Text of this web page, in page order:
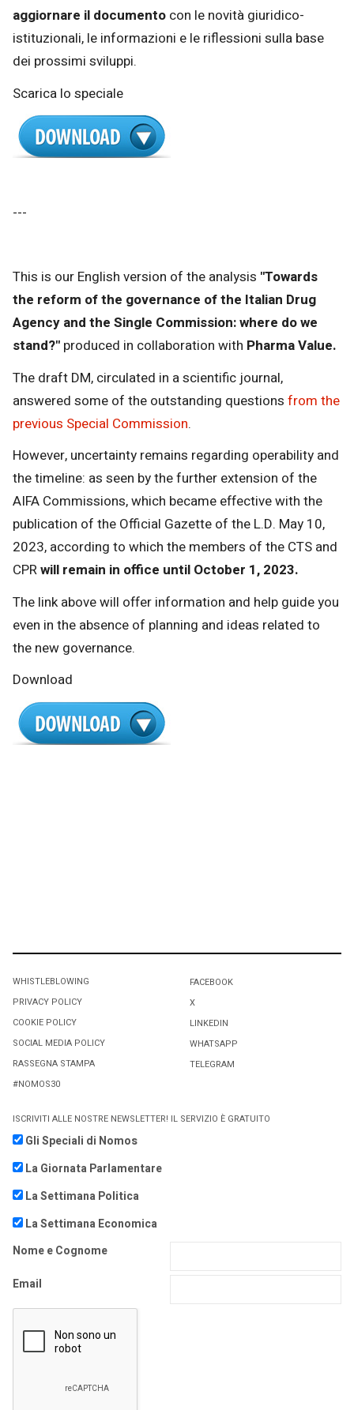
aggiornare il documento con le novità giuridico-
istituzionali, le informazioni e le riflessioni sulla base
dei prossimi sviluppi.
Scarica lo speciale
---
This is our English version of the analysis "Towards
the reform of the governance of the Italian Drug
Agency and the Single Commission: where do we
stand?" produced in collaboration with Pharma Value.
The draft DM, circulated in a scientific journal,
answered some of the outstanding questions from the
previous Special Commission.
However, uncertainty remains regarding operability and
the timeline: as seen by the further extension of the
AIFA Commissions, which became effective with the
publication of the Official Gazette of the L.D. May 10,
2023, according to which the members of the CTS and
CPRwill remain in office until October 1, 2023.
The link above will offer information and help guide you
even in the absence of planning and ideas related to
the new governance.
Download
WHISTLEBLOWING
PRIVACY POLICY
COOKIE POLICY
SOCIAL MEDIA POLICY
RASSEGNA STAMPA
#NOMOS30
FACEBOOK
X
LINKEDIN
WHATSAPP
TELEGRAM
ISCRIVITI ALLE NOSTRE NEWSLETTER! IL SERVIZIO È GRATUITO
Gli Speciali di Nomos
La Giornata Parlamentare
La Settimana Politica
La Settimana Economica
Nome e Cognome
Email